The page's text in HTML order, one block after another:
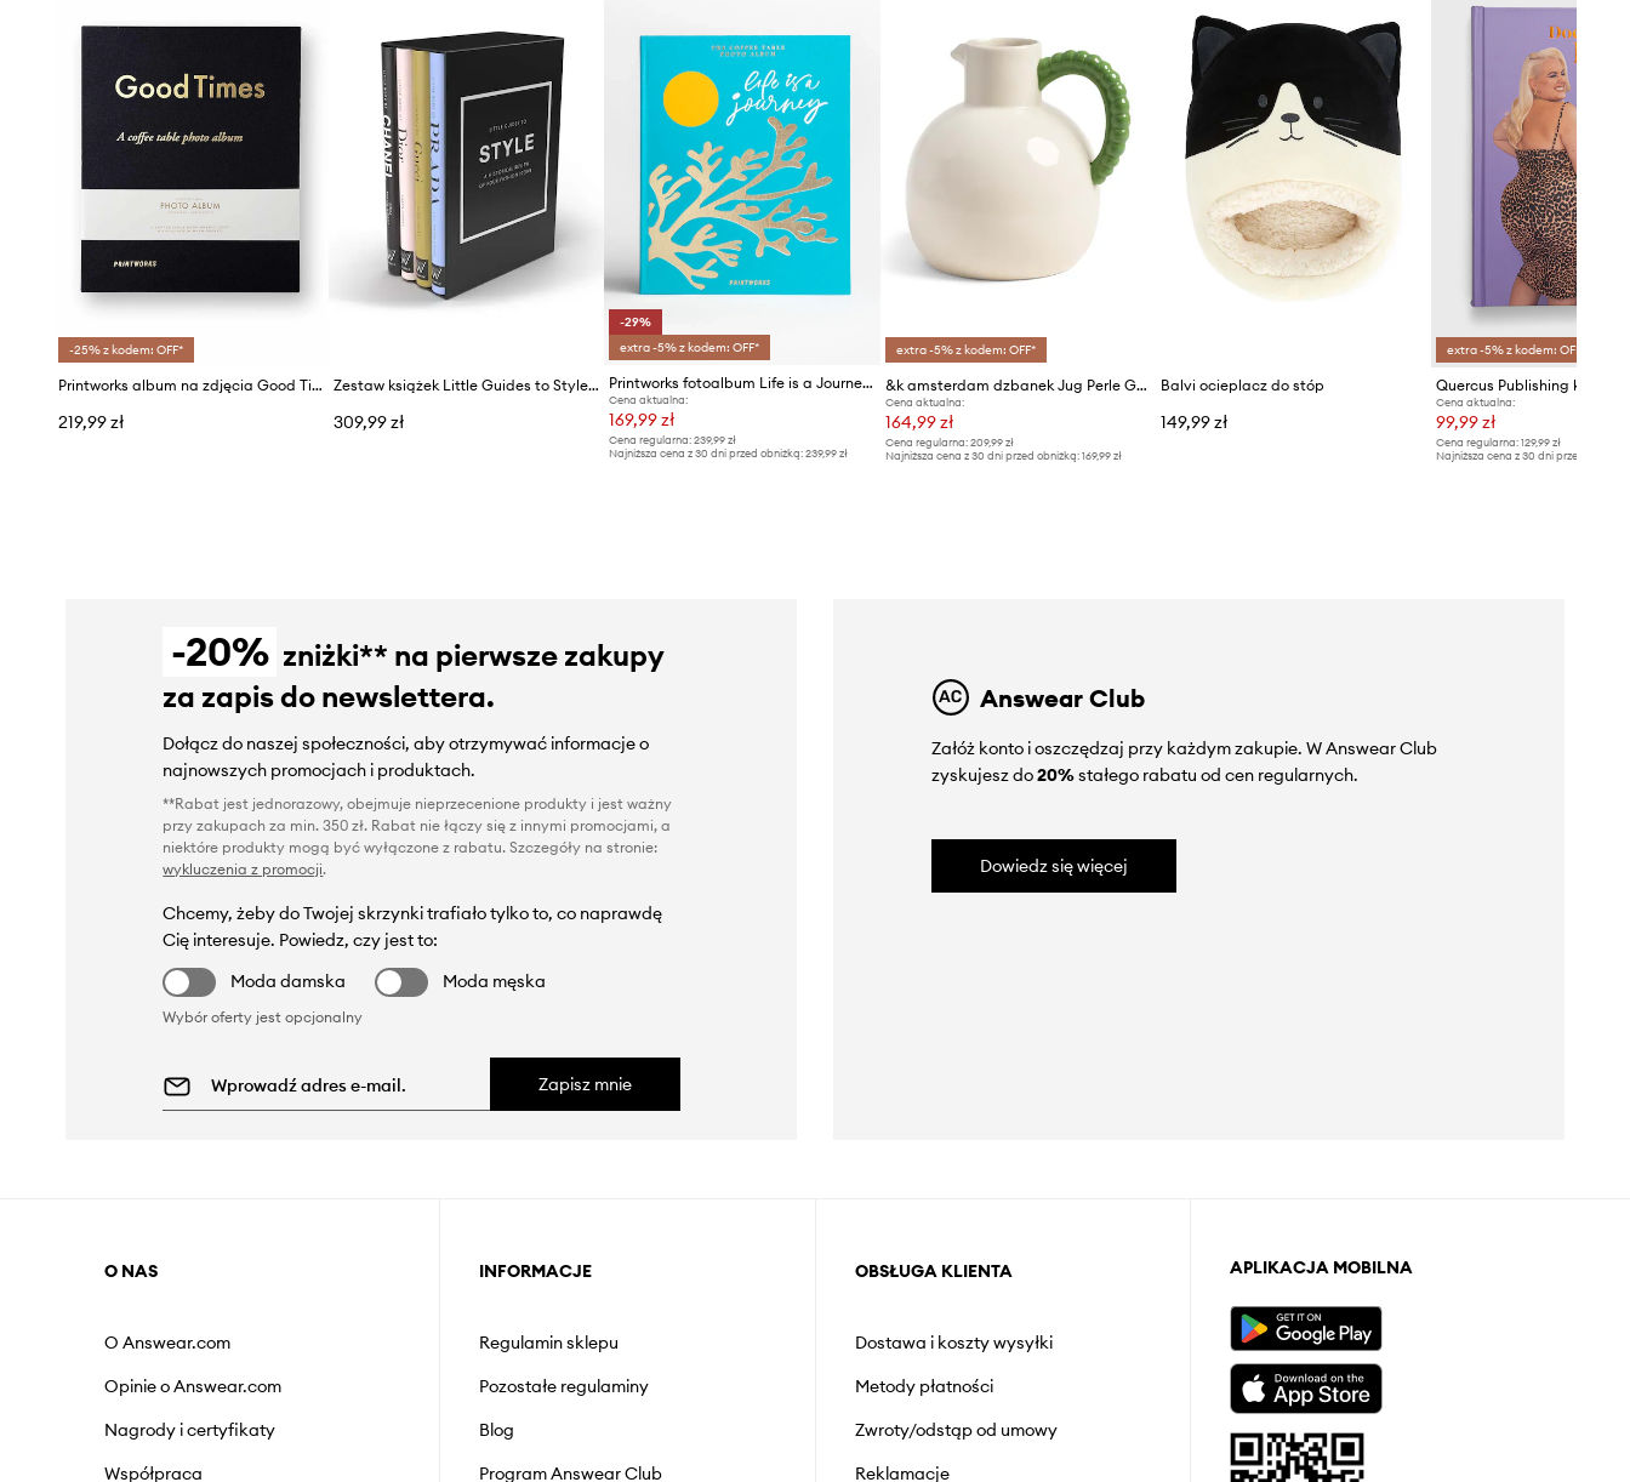
-25% z kodem: OFF*
Printworks album na zdjęcia Good Times Black
219,99 zł
Zestaw książek Little Guides to Style, Emma Baxter-Wright, English
309,99 zł
-29%
extra -5% z kodem: OFF*
Printworks fotoalbum Life is a Journey
Cena aktualna:
169,99 zł
Cena regularna: 239,99 zł
Najniższa cena z 30 dni przed obniżką: 239,99 zł
extra -5% z kodem: OFF*
&k amsterdam dzbanek Jug Perle Green
Cena aktualna:
164,99 zł
Cena regularna: 209,99 zł
Najniższa cena z 30 dni przed obniżką: 169,99 zł
Balvi ocieplacz do stóp
149,99 zł
extra -5% z kodem: OFF*
Quercus Publishing książka
Cena aktualna:
99,99 zł
Cena regularna: 129,99 zł
Najniższa cena z 30 dni przed obniżką:
-20% zniżki** na pierwsze zakupy
za zapis do newslettera.
Dołącz do naszej społeczności, aby otrzymywać informacje o
najnowszych promocjach i produktach.
**Rabat jest jednorazowy, obejmuje nieprzecenione produkty i jest ważny
przy zakupach za min. 350 zł. Rabat nie łączy się z innymi promocjami, a
niektóre produkty mogą być wyłączone z rabatu. Szczegóły na stronie:
wykluczenia z promocji.
Chcemy, żeby do Twojej skrzynki trafiało tylko to, co naprawdę
Cię interesuje. Powiedz, czy jest to:
Moda damska
Moda męska
Wybór oferty jest opcjonalny
Zapisz mnie
Answear Club
Załóż konto i oszczędzaj przy każdym zakupie. W Answear Club
zyskujesz do20%stałego rabatu od cen regularnych.
Dowiedz się więcej
O NAS
O Answear.com
Opinie o Answear.com
Nagrody i certyfikaty
Współpraca
INFORMACJE
Regulamin sklepu
Pozostałe regulaminy
Blog
Program Answear Club
OBSŁUGA KLIENTA
Dostawa i koszty wysyłki
Metody płatności
Zwroty/odstąp od umowy
Reklamacje
APLIKACJA MOBILNA